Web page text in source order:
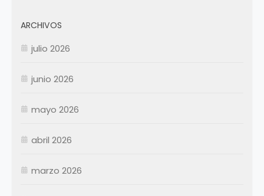
Enero
Marzo
ARCHIVOS
julio 2026
junio 2026
mayo 2026
abril 2026
marzo 2026